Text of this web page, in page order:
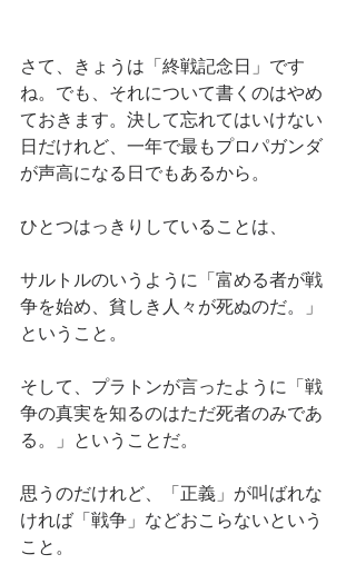
さて、きょうは「終戦記念日」です
ね。でも、それについて書くのはやめ
ておきます。決して忘れてはいけない
日だけれど、一年で最もプロパガンダ
が声高になる日でもあるから。
ひとつはっきりしていることは、
サルトルのいうように「富める者が戦
争を始め、貧しき人々が死ぬのだ。」
ということ。
そして、プラトンが言ったように「戦
争の真実を知るのはただ死者のみであ
る。」ということだ。
思うのだけれど、「正義」が叫ばれな
ければ「戦争」などおこらないという
こと。